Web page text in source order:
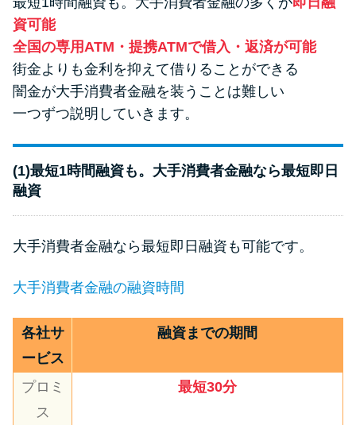
資可能
全国の専用ATM・提携ATMで借入・返済が可能
街金よりも金利を抑えて借りることができる
闇金が大手消費者金融を装うことは難しい
一つずつ説明していきます。
(1)最短1時間融資も。大手消費者金融なら最短即日
融資
大手消費者金融なら最短即日融資も可能です。
大手消費者金融の融資時間
各社サ
ービス
融資までの期間
プロミ
ス
最短30分